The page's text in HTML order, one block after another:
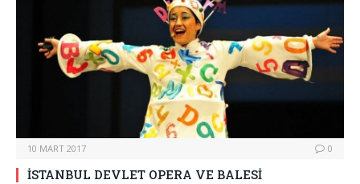
10 MART 2017 0
İSTANBUL DEVLET OPERA VE BALESİ